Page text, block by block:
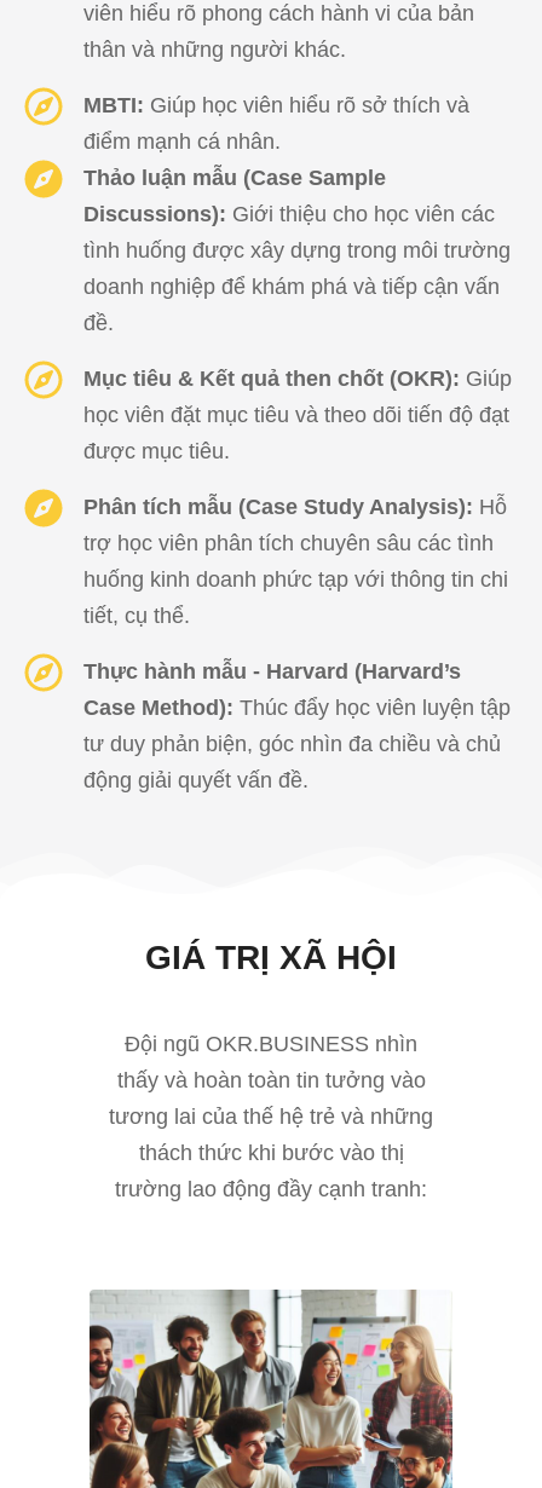
viên hiểu rõ phong cách hành vi của bản
thân và những người khác.
MBTI: Giúp học viên hiểu rõ sở thích và
điểm mạnh cá nhân.
Thảo luận mẫu (Case Sample
Discussions): Giới thiệu cho học viên các
tình huống được xây dựng trong môi trường
doanh nghiệp để khám phá và tiếp cận vấn
đề.
Mục tiêu & Kết quả then chốt (OKR): Giúp
học viên đặt mục tiêu và theo dõi tiến độ đạt
được mục tiêu.
Phân tích mẫu (Case Study Analysis): Hỗ
trợ học viên phân tích chuyên sâu các tình
huống kinh doanh phức tạp với thông tin chi
tiết, cụ thể.
Thực hành mẫu - Harvard (Harvard’s
Case Method): Thúc đẩy học viên luyện tập
tư duy phản biện, góc nhìn đa chiều và chủ
động giải quyết vấn đề.
GIÁ TRỊ XÃ HỘI
Đội ngũ OKR.BUSINESS nhìn
thấy và hoàn toàn tin tưởng vào
tương lai của thế hệ trẻ và những
thách thức khi bước vào thị
trường lao động đầy cạnh tranh: